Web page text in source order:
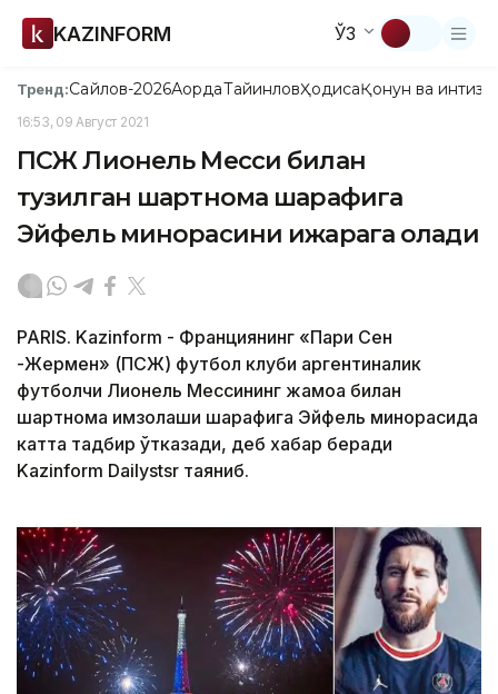
KAZINFORM ЎЗ
Тренд:Сайлов-2026АқордаТайинловҲодисаҚонун ва
16:53, 09 Август 2021
ПСЖ Лионель Месси билан
тузилган шартнома шарафига
Эйфель минорасини ижарага олади
PARIS. Kazinform - Франциянинг «Пари Сен
-Жермен» (ПСЖ) футбол клуби аргентиналик
футболчи Лионель Мессининг жамоа билан
шартнома имзолаши шарафига Эйфель минорасида
катта тадбир ўтказади, деб хабар беради
Kazinform Dailystsr таяниб.